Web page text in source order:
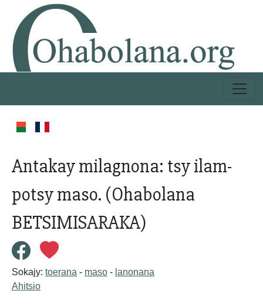
Antakay milagnona: tsy ilam-
potsy maso. (Ohabolana
BETSIMISARAKA)
Sokajy: toerana - maso - lanonana
Ahitsio